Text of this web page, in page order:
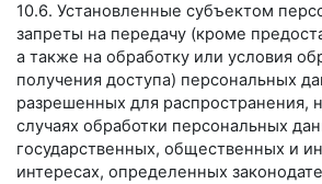
10.6. Установленные субъектом
запреты на передачу (кроме
а также на обработку или условия
получения доступа) персональных
разрешенных для распространения,
случаях обработки персональных
государственных, общественных и
интересах, определенных